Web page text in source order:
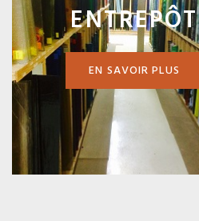
ENTREPÔT
EN SAVOIR PLUS